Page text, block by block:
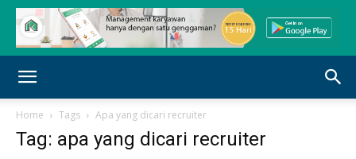
Home Tags Apa yang dicari recruiter
Tag: apa yang dicari recruiter